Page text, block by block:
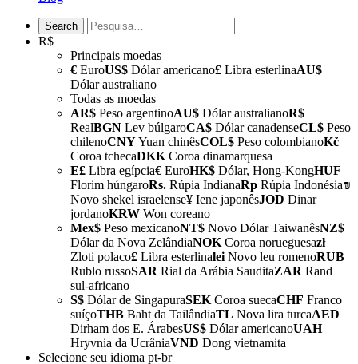
R$
Principais moedas
€ EuroUS$ Dólar americano£ Libra esterlinaAU$
Dólar australiano
Todas as moedas
AR$ Peso argentinoAU$ Dólar australianoR$
RealBGN Lev búlgaroCA$ Dólar canadenseCL$ Peso
chilenoCNYYuan chinêsCOL$ Peso colombianoKč
Coroa tchecaDKK Coroa dinamarquesa
E£ Libra egípcia€ EuroHK$ Dólar, Hong-KongHUF
Florim húngaroRs. Rúpia IndianaRp Rúpia Indonésia₪
Novo shekel israelense¥ Iene japonêsJOD Dinar
jordanoKRW Won coreano
Mex$ Peso mexicanoNT$ Novo Dólar TaiwanêsNZ$
Dólar da Nova ZelândiaNOK Coroa norueguesazł
Zloti polaco£ Libra esterlinalei Novo leu romenoRUB
Rublo russoSAR Rial da Arábia SauditaZAR Rand
sul-africano
S$ Dólar de SingapuraSEK Coroa suecaCHF Franco
suíçoTHB Baht da TailândiaTL Nova lira turcaAED
Dirham dos E. ÁrabesUS$ Dólar americanoUAH
Hryvnia da UcrâniaVND Dong vietnamita
Selecione seu idioma pt-br